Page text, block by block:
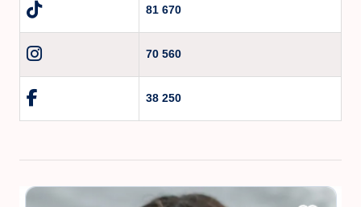
81 670
70 560
38 250